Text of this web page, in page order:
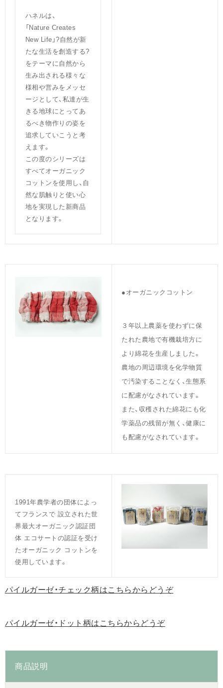
ハネルは、
「Nature Creates
New Life」?自然が新
たな生活を創造する?
をテーマに自然から
生み出される様々な
様相や営みをメッセ
ージとして、私達が生
きる地球にとってあ
るべき物作りの姿を
追求していこうと考
えます。
この度のシリーズは
すべてオーガニック
コットンを使用し、自
然な肌触りと使い心
地を実現した新商品
となります。
●オーガニックコットン
３年以上農薬を使わずに保
たれた農地で有機栽培方に
より綿花を生産しました。
農地の周辺環境を化学物質
で汚染することなく、生態系
に配慮がなされています。
また、収穫された綿花にも化
学薬品の残留が無く、健康に
も配慮がなされています。
1991年農学者の団体によっ
てフランスで 設立された世
界最大オーガニック認証団
体 エコサートの認証を受け
たオーガニック コットンを
使用しています。
パイルガーゼ・チェック柄はこちらからどうぞ
パイルガーゼ・ドット柄はこちらからどうぞ
商品説明